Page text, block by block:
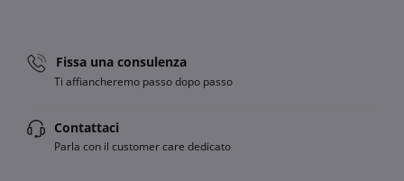
Fissa una consulenza
Ti affiancheremo passo dopo passo
Contattaci
Parla con il customer care dedicato